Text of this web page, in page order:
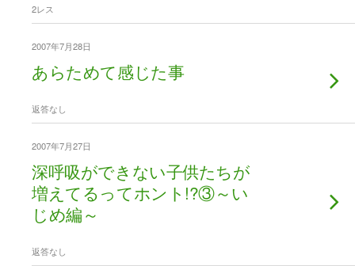
2レス
2007年7月28日
あらためて感じた事
返答なし
2007年7月27日
深呼吸ができない子供たちが
増えてるってホント!?③～い
じめ編～
返答なし